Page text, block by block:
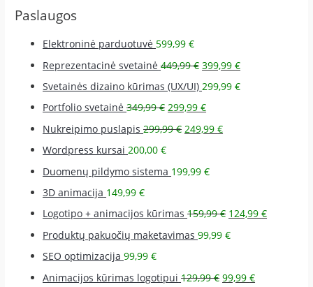
Paslaugos
Elektroninė parduotuvė 599,99€
Reprezentacinė svetainė 449,99€ 399,99€
Svetainės dizaino kūrimas (UX/UI) 299,99€
Portfolio svetainė 349,99€ 299,99€
Nukreipimo puslapis 299,99€ 249,99€
Wordpress kursai 200,00€
Duomenų pildymo sistema 199,99€
3D animacija 149,99€
Logotipo + animacijos kūrimas 159,99€ 124,99€
Produktų pakuočių maketavimas 99,99€
SEO optimizacija 99,99€
Animacijos kūrimas logotipui 129,99€ 99,99€